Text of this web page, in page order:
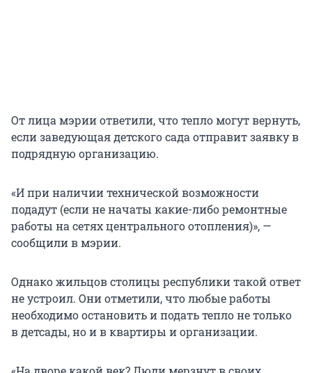
От лица мэрии ответили, что тепло могут вернуть,
если заведующая детского сада отправит заявку в
подрядную организацию.
«И при наличии технической возможности
подадут (если не начаты какие-либо ремонтные
работы на сетях центрального отопления)», —
сообщили в мэрии.
Однако жильцов столицы республики такой ответ
не устроил. Они отметили, что любые работы
необходимо остановить и подать тепло не только
в детсады, но и в квартиры и организации.